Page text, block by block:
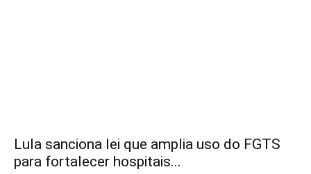
Lula sanciona lei que amplia uso do FGTS
para fortalecer hospitais...